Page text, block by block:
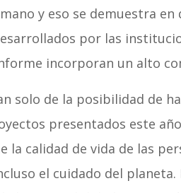
y eso se demuestra
por las
incorporan un alto
solo de la posibilidad de
presentados este
la calidad de vida de las
el cuidado del